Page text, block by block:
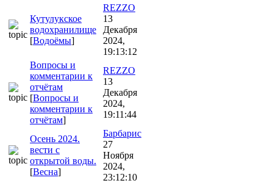
Кутулукское
водохранилище
[Водоёмы]
REZZO
13
Декабря
2024,
19:13:12
Вопросы и
комментарии к
отчётам
[Вопросы и
комментарии к
отчётам]
REZZO
13
Декабря
2024,
19:11:44
Осень 2024.
вести с
открытой воды.
[Весна]
Барбарис
27
Ноября
2024,
23:12:10